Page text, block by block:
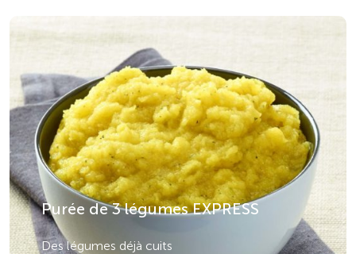
Purée de 3 légumes EXPRESS
Des légumes déjà cuits